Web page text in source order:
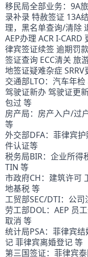
移民局全部业务：9A
录补录 特赦签证 13A
理，黑名单查询/清除
AEP办理 ACR I-
律宾签证续签 逾期罚
签证查询 ECC清关 旅
地签证疑难杂症 SRRV
交通部LTO：汽车年
驾驶证新办 驾驶证更
包过 等
房产局：房产入户/过
等
外交部DFA：菲律宾
件认证等
税务局BIR：企业所得
TIN 等
市政府CH：建筑许可
地基税 等
工贸部SEC/DTI：公
劳工部DOL：AEP 员
取消 等
统计局PSA：菲律宾
记 菲律宾离婚登记 等
第三国签证：菲律宾